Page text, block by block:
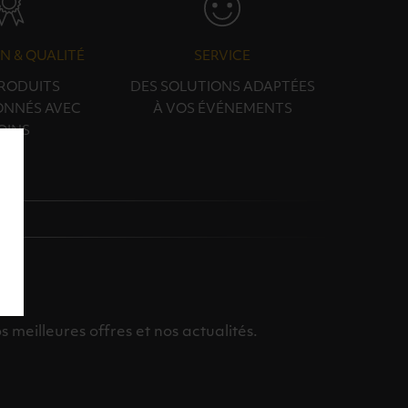
& QUALITÉ
AVEC
SERVICE
DES SOLUTIONS ADAPTÉES
À VOS ÉVÉNEMENTS
meilleures offres et nos actualités.